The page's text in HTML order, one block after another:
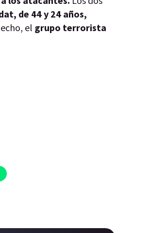
de 44 y 24 años,
el grupo terrorista